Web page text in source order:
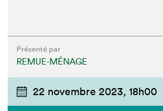
Présenté par
REMUE-MÉNAGE
22 novembre 2023, 18h00